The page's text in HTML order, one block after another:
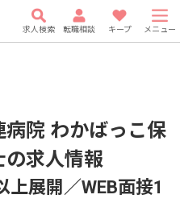
求人検索 転職相談 キープ メニュー
院 わかばっこ保
の求人情報
上展開／WEB面接1